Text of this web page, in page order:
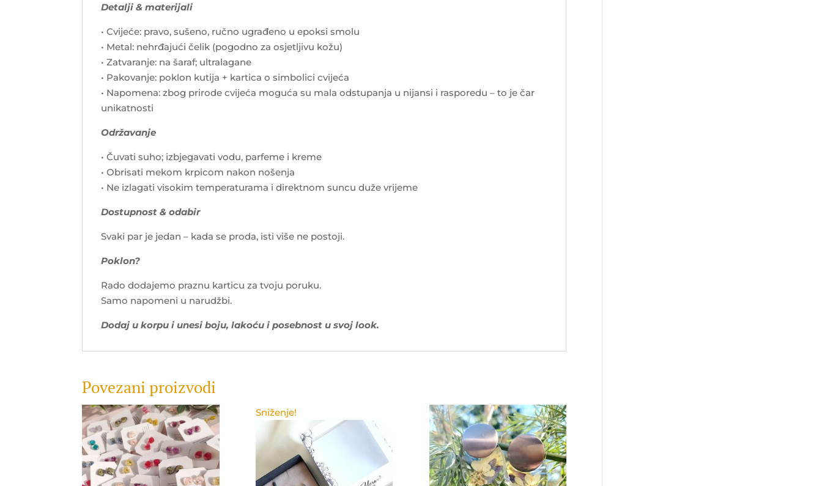
Detalji & materijali
• Cvijeće: pravo, sušeno, ručno ugrađeno u epoksi smolu
• Metal: nehrđajući čelik (pogodno za osjetljivu kožu)
• Zatvaranje: na šaraf; ultralagane
• Pakovanje: poklon kutija + kartica o simbolici cvijeća
• Napomena: zbog prirode cvijeća moguća su mala odstupanja u nijansi i rasporedu – to je čar
unikatnosti
Održavanje
• Čuvati suho; izbjegavati vodu, parfeme i kreme
• Obrisati mekom krpicom nakon nošenja
• Ne izlagati visokim temperaturama i direktnom suncu duže vrijeme
Dostupnost & odabir
Svaki par je jedan – kada se proda, isti više ne postoji.
Poklon?
Rado dodajemo praznu karticu za tvoju poruku.
Samo napomeni u narudžbi.
Dodaj u korpu i unesi boju, lakoću i posebnost u svoj look.
Povezani proizvodi
Sniženje!